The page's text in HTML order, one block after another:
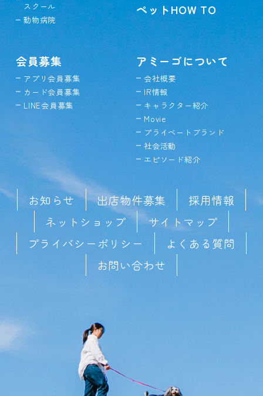
スクール
動物病院
ペットHOW TO
会員募集
アプリ会員募集
カード会員募集
LINE会員募集
アミーゴについて
会社概要
IR情報
キャラクター紹介
Movie
プライベートブランド
社会活動
エピソード紹介
お知らせ 出店物件募集
採用情報
ネットショップ
サイトマップ
プライバシーポリシー
よくある質問
お問い合わせ